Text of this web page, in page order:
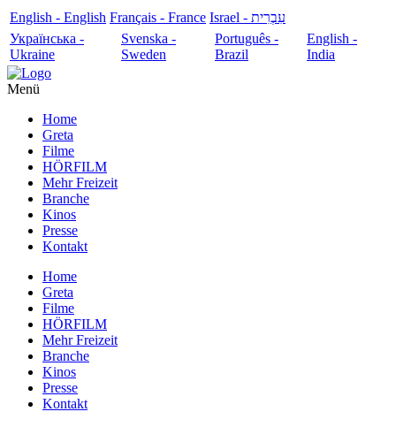
English - English Français - France
עִבְרִית - Israel
Українська -
Ukraine
Svenska -
Sweden
Português -
Brazil
English -
India
Menü
Home
Greta
Filme
HÖRFILM
Mehr Freizeit
Branche
Kinos
Presse
Kontakt
Home
Greta
Filme
HÖRFILM
Mehr Freizeit
Branche
Kinos
Presse
Kontakt